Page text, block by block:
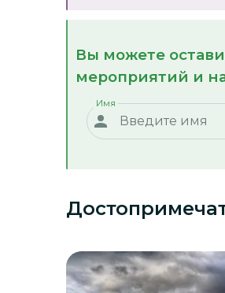
Вы можете
мероприятий и
Имя